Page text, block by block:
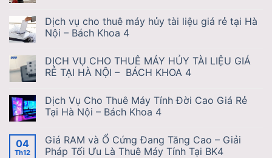
Dịch vụ cho thuê máy hủy tài liệu giá rẻ tại Hà
Nội – Bách Khoa 4
DỊCH VỤ CHO THUÊ MÁY HỦY TÀI LIỆU GIÁ
RẺ TẠI HÀ NỘI – BÁCH KHOA 4
Dịch Vụ Cho Thuê Máy Tính Đời Cao Giá Rẻ
Tại Hà Nội – Bách Khoa 4
04
Th12
Giá RAM và Ổ Cứng Đang Tăng Cao – Giải
Pháp Tối Ưu Là Thuê Máy Tính Tại BK4